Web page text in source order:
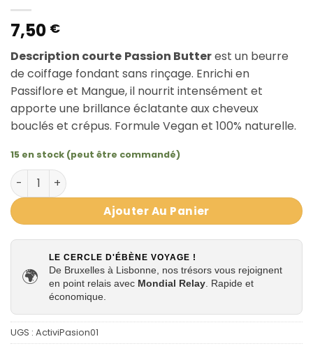
7,50 €
Description courte Passion Butterest un beurre
de coiffage fondant sans rinçage. Enrichi en
Passiflore et Mangue, il nourrit intensément et
apporte une brillance éclatante aux cheveux
bouclés et crépus. Formule Vegan et 100% naturelle.
15 en stock (peut être commandé)
quantité de Passion Butter Activilong Tendre Passion -
Ajouter Au Panier
🌍
LE CERCLE D'ÉBÈNE VOYAGE !
De Bruxelles à Lisbonne, nos trésors vous rejoignent
en point relais avec Mondial Relay . Rapide et
économique.
UGS : ActiviPasion01